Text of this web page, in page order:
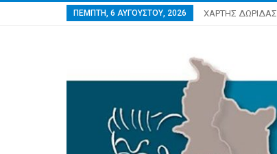
ΠΈΜΠΤΗ, 6 ΑΥΓΟΎΣΤΟΥ, 2026 ΧΑΡΤΗΣ ΔΩΡΙΔΑΣ